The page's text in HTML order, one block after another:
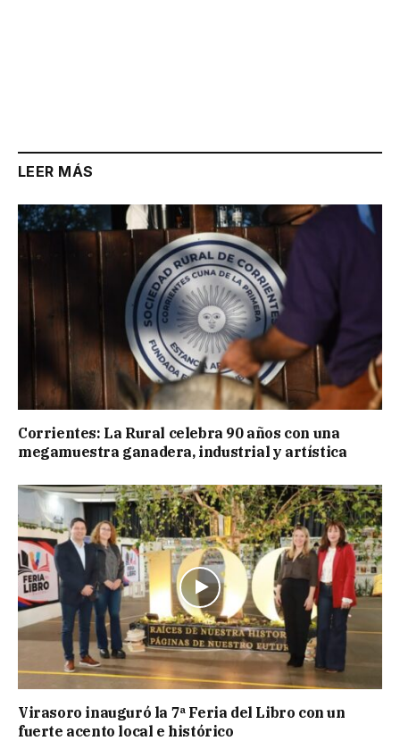
LEER MÁS
Corrientes: La Rural celebra 90 años con una
megamuestra ganadera, industrial y artística
Virasoro inauguró la 7ª Feria del Libro con un
fuerte acento local e histórico